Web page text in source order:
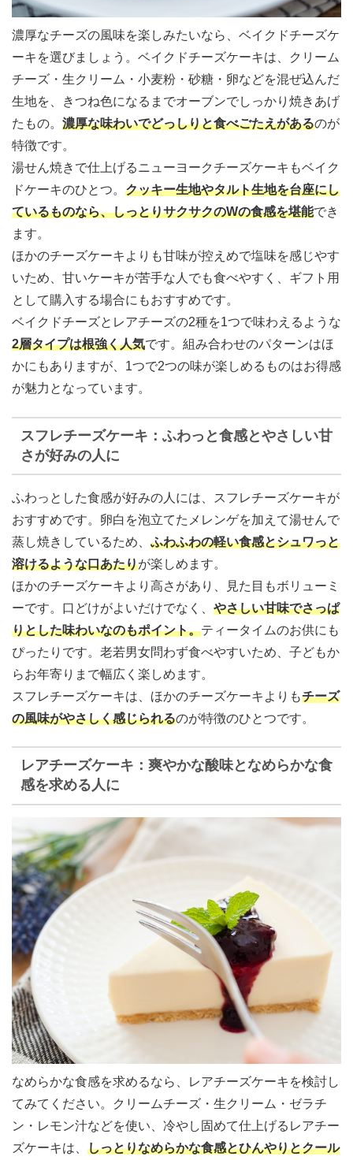
濃厚なチーズの風味を楽しみたいなら、ベイクドチーズケ
ーキを選びましょう。ベイクドチーズケーキは、クリーム
チーズ・生クリーム・小麦粉・砂糖・卵などを混ぜ込んだ
生地を、きつね色になるまでオーブンでしっかり焼きあげ
たもの。 濃厚な味わいでどっしりと食べごたえがあるのが
特徴です。
湯せん焼きで仕上げるニューヨークチーズケーキもベイク
ドケーキのひとつ。 クッキー生地やタルト生地を台座にし
ているものなら、しっとりサクサクのWの食感を堪能でき
ます。
ほかのチーズケーキよりも甘味が控えめで塩味を感じやす
いため、甘いケーキが苦手な人でも食べやすく、ギフト用
として購入する場合にもおすすめです。
ベイクドチーズとレアチーズの2種を1つで味わえるような
2層タイプは根強く人気です。組み合わせのパターンはほ
かにもありますが、1つで2つの味が楽しめるものはお得感
が魅力となっています。
スフレチーズケーキ：ふわっと食感とやさしい甘
さが好みの人に
ふわっとした食感が好みの人には、スフレチーズケーキが
おすすめです。卵白を泡立てたメレンゲを加えて湯せんで
蒸し焼きしているため、 ふわふわの軽い食感とシュワっと
溶けるような口あたりが楽しめます。
ほかのチーズケーキより高さがあり、見た目もボリューミ
ーです。口どけがよいだけでなく、 やさしい甘味でさっぱ
りとした味わいなのもポイント。ティータイムのお供にも
ぴったりです。老若男女問わず食べやすいため、子どもか
らお年寄りまで幅広く楽しめます。
スフレチーズケーキは、ほかのチーズケーキよりもチーズ
の風味がやさしく感じられるのが特徴のひとつです。
レアチーズケーキ：爽やかな酸味となめらかな食
感を求める人に
なめらかな食感を求めるなら、レアチーズケーキを検討し
てみてください。クリームチーズ・生クリーム・ゼラチ
ン・レモン汁などを使い、冷やし固めて仕上げるレアチー
ズケーキは、 しっとりなめらかな食感とひんやりとクール